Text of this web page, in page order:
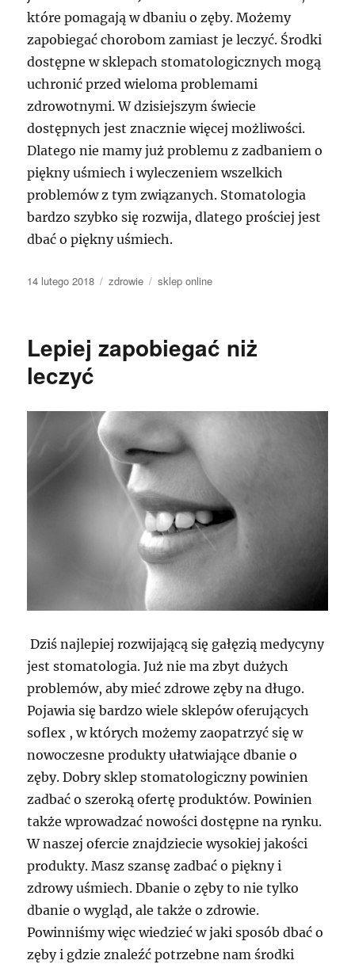
które pomagają w dbaniu o zęby. Możemy
zapobiegać chorobom zamiast je leczyć. Środki
dostępne w sklepach stomatologicznych mogą
uchronić przed wieloma problemami
zdrowotnymi. W dzisiejszym świecie
dostępnych jest znacznie więcej możliwości.
Dlatego nie mamy już problemu z zadbaniem o
piękny uśmiech i wyleczeniem wszelkich
problemów z tym związanych. Stomatologia
bardzo szybko się rozwija, dlatego prościej jest
dbać o piękny uśmiech.
Data
14 lutego 2018 Kategorie
zdrowie Tagi
sklep online
Lepiej zapobiegać niż
leczyć
Dziś najlepiej rozwijającą się gałęzią medycyny
jest stomatologia. Już nie ma zbyt dużych
problemów, aby mieć zdrowe zęby na długo.
Pojawia się bardzo wiele sklepów oferujących
soflex , w których możemy zaopatrzyć się w
nowoczesne produkty ułatwiające dbanie o
zęby. Dobry sklep stomatologiczny powinien
zadbać o szeroką ofertę produktów. Powinien
także wprowadzać nowości dostępne na rynku.
W naszej ofercie znajdziecie wysokiej jakości
produkty. Masz szansę zadbać o piękny i
zdrowy uśmiech. Dbanie o zęby to nie tylko
dbanie o wygląd, ale także o zdrowie.
Powinniśmy więc wiedzieć w jaki sposób dbać o
zęby i gdzie znaleźć potrzebne nam środki